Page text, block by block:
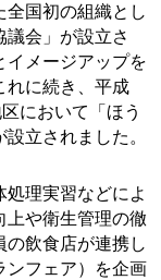
全国初の組織とし
会」が設立さ
イメージアップを
れに続き、平成
において「ほう
立されました。
理実習などによ
上や衛生管理の徹
の飲食店が連携し
ンフェア）を企画